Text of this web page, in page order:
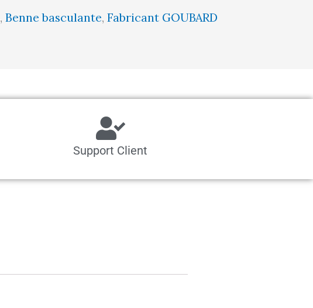
, Benne basculante, Fabricant GOUBARD
Support Client